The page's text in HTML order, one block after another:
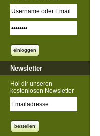
Newsletter
Hol dir unseren
kostenlosen Newsletter